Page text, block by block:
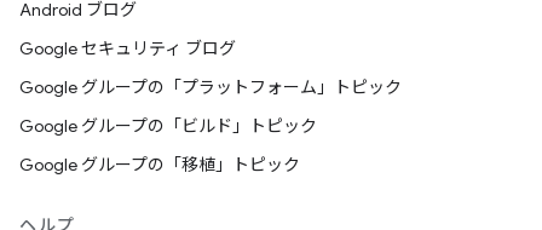
Android ブログ
Google セキュリティ ブログ
Google グループの「プラットフォーム」トピック
Google グループの「ビルド」トピック
Google グループの「移植」トピック
ヘルプ